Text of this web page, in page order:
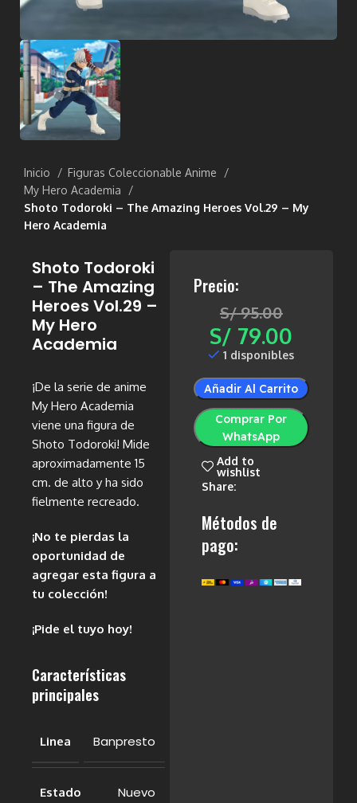
Inicio
Figuras Coleccionable Anime
My Hero Academia
Shoto Todoroki – The Amazing Heroes Vol.29 – My
Hero Academia
Shoto Todoroki
– The Amazing
Heroes Vol.29 –
My Hero
Academia
¡De la serie de anime
My Hero Academia
viene una figura de
Shoto Todoroki! Mide
aproximadamente 15
cm. de alto y ha sido
fielmente recreado.
¡No te pierdas la
oportunidad de
agregar esta figura a
tu colección!
¡Pide el tuyo hoy!
Características
principales
Linea Banpresto
Estado Nuevo
Precio:
S/95.00
S/ 79.00
1 disponibles
Añadir Al Carrito
Comprar Por
WhatsApp
Add to
wishlist
Share:
Métodos de
pago: